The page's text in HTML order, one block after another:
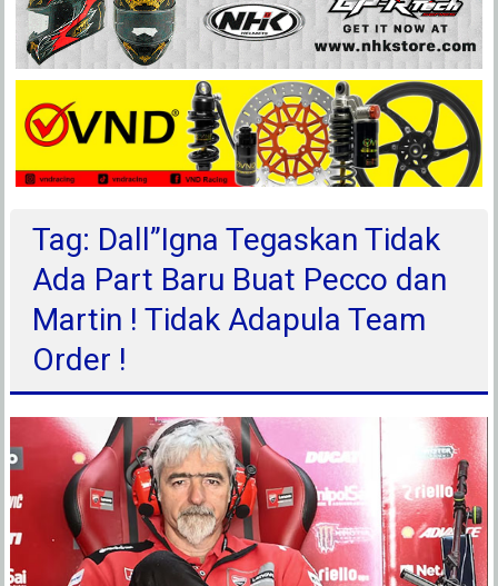
Tag: Dall”Igna Tegaskan Tidak
Ada Part Baru Buat Pecco dan
Martin ! Tidak Adapula Team
Order !